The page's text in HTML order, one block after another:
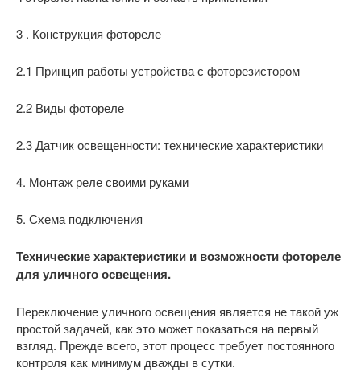
3 . Конструкция фотореле
2.1 Принцип работы устройства с фоторезистором
2.2 Виды фотореле
2.3 Датчик освещенности: технические характеристики
4. Монтаж реле своими руками
5. Схема подключения
Технические характеристики и возможности фотореле
для уличного освещения.
Переключение уличного освещения является не такой уж
простой задачей, как это может показаться на первый
взгляд. Прежде всего, этот процесс требует постоянного
контроля как минимум дважды в сутки.